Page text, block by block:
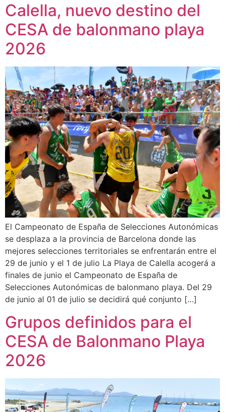
Calella, nuevo destino del
CESA de balonmano playa
2026
El Campeonato de España de Selecciones Autonómicas
se desplaza a la provincia de Barcelona donde las
mejores selecciones territoriales se enfrentarán entre el
29 de junio y el 1 de julio La Playa de Calella acogerá a
finales de junio el Campeonato de España de
Selecciones Autonómicas de balonmano playa. Del 29
de junio al 01 de julio se decidirá qué conjunto […]
Grupos definidos para el
CESA de Balonmano Playa
2026